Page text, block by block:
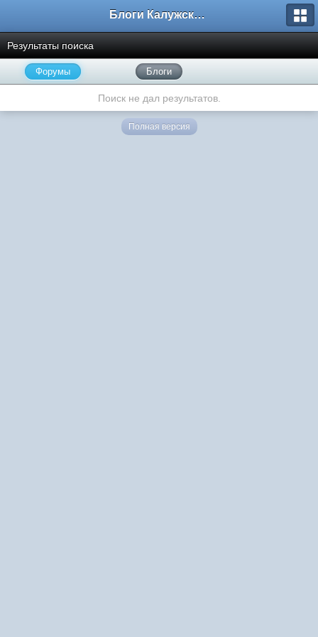
Блоги Калужского перекрестка
Результаты поиска
Форумы Блоги
Поиск не дал результатов.
Полная версия